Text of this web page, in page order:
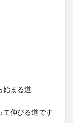
始まる道
て伸びる道です